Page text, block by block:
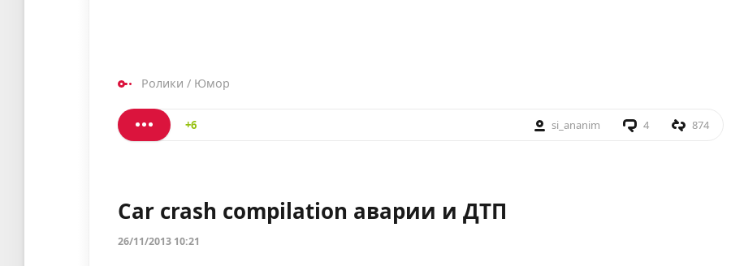
Ролики / Юмор
+6 si_ananim 4 874
Car crash compilation аварии и ДТП
26/11/2013 10:21